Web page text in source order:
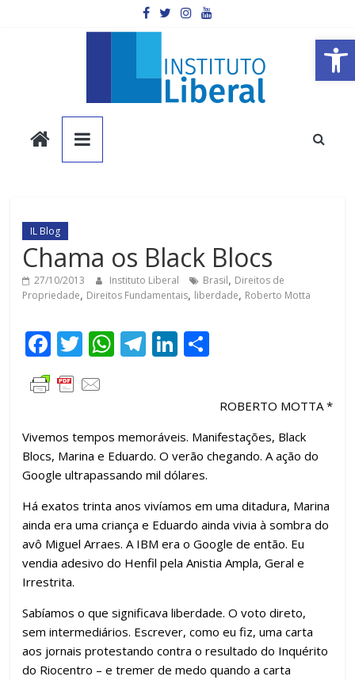
Barra de Ferramentas Aberta
Instituto
Liberal
é
a
parte
mais
importante
sociedade.
IL Blog
Chama os Black Blocs
27/10/2013 Instituto Liberal Brasil, Direitos de
Propriedade, Direitos Fundamentais, liberdade, Roberto Motta
F
ac
e
o
o
k
T
w
itt
W
A
p
p
T
a
m
Li
dI
n
m
p
ar
til
h
ar
ROBERTO MOTTA *
Vivemos tempos memoráveis. Manifestações, Black
Blocs, Marina e Eduardo. O verão chegando. A ação do
Google ultrapassando mil dólares.
Há exatos trinta anos vivíamos em uma ditadura, Marina
ainda era uma criança e Eduardo ainda vivia à sombra do
avô Miguel Arraes. A IBM era o Google de então. Eu
vendia adesivo do Henfil pela Anistia Ampla, Geral e
Irrestrita.
Sabíamos o que significava liberdade. O voto direto,
sem intermediários. Escrever, como eu fiz, uma carta
aos jornais protestando contra o resultado do Inquérito
do Riocentro – e tremer de medo quando a carta